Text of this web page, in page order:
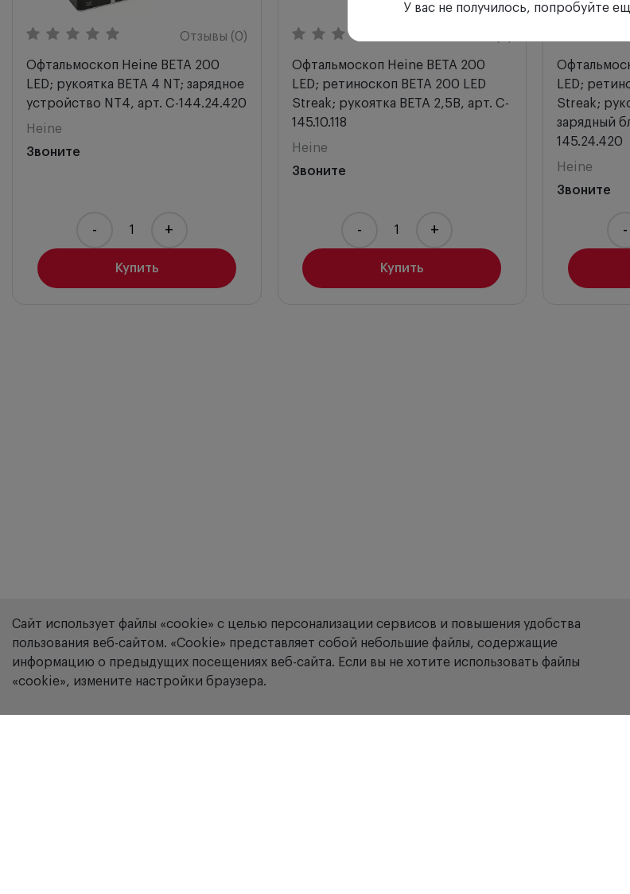
Отзывы (0)
Офтальмоскоп Heine BETA 200
LED; рукоятка BETA 4 NT; зарядное
устройство NT4, арт. C-144.24.420
Heine
Звоните
Купить
- +
Офтальмоскоп Heine BETA 200
LED; ретиноскоп BETA 200 LED
Streak; рукоятка BETA 2,5В, арт. C-
145.10.118
Heine
Звоните
Купить
- +
LED;
Streak;
зарядный
145.24.420
Heine
Звоните
-
Сайт использует файлы «cookie» с целью персонализации сервисов и повышения удобства
пользования веб-сайтом. «Сookie» представляет собой небольшие файлы, содержащие
информацию о предыдущих посещениях веб-сайта. Если вы не хотите использовать файлы
«cookie», измените настройки браузера.
У вас не получилось, попробуйте